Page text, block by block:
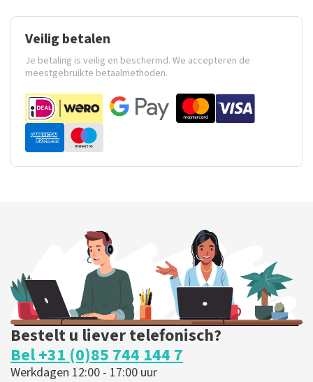
Veilig betalen
Je betaling is veilig en beschermd. We accepteren de
meestgebruikte betaalmethoden.
Bestelt u liever telefonisch?
Bel +31 (0)85 744 144 7
Werkdagen 12:00 - 17:00 uur